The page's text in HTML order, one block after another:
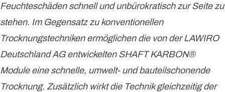
Feuchteschäden schnell und unbürokratisch zur Seite zu
stehen. Im Gegensatz zu konventionellen
Trocknungstechniken ermöglichen die von der LAWIRO
Deutschland AG entwickelten SHAFT KARBON®
Module eine schnelle, umwelt- und bauteilschonende
Trocknung. Zusätzlich wirkt die Technik gleichzeitig der